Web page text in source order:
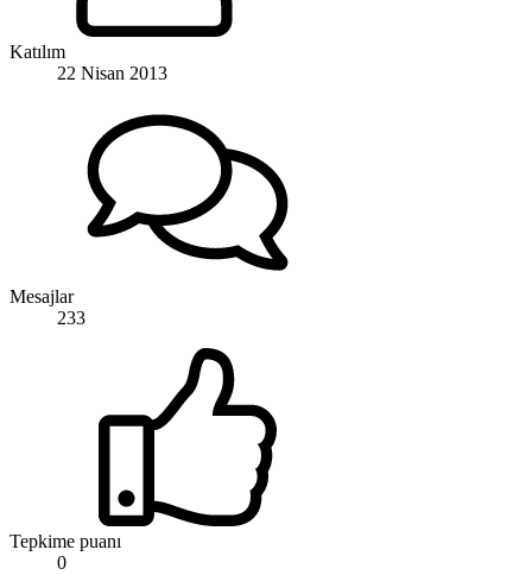
Katılım
22 Nisan 2013
Mesajlar
233
Tepkime puanı
0